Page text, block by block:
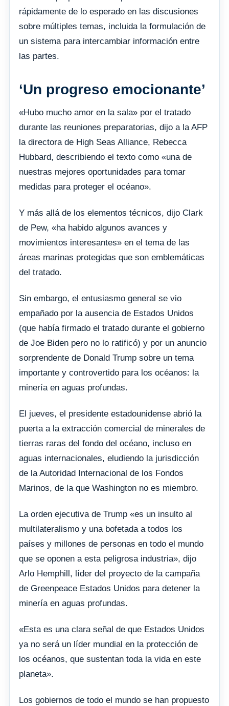
rápidamente de lo esperado en las discusiones
sobre múltiples temas, incluida la formulación de
un sistema para intercambiar información entre
las partes.
‘Un progreso emocionante’
«Hubo mucho amor en la sala» por el tratado
durante las reuniones preparatorias, dijo a la AFP
la directora de High Seas Alliance, Rebecca
Hubbard, describiendo el texto como «una de
nuestras mejores oportunidades para tomar
medidas para proteger el océano».
Y más allá de los elementos técnicos, dijo Clark
de Pew, «ha habido algunos avances y
movimientos interesantes» en el tema de las
áreas marinas protegidas que son emblemáticas
del tratado.
Sin embargo, el entusiasmo general se vio
empañado por la ausencia de Estados Unidos
(que había firmado el tratado durante el gobierno
de Joe Biden pero no lo ratificó) y por un anuncio
sorprendente de Donald Trump sobre un tema
importante y controvertido para los océanos: la
minería en aguas profundas.
El jueves, el presidente estadounidense abrió la
puerta a la extracción comercial de minerales de
tierras raras del fondo del océano, incluso en
aguas internacionales, eludiendo la jurisdicción
de la Autoridad Internacional de los Fondos
Marinos, de la que Washington no es miembro.
La orden ejecutiva de Trump «es un insulto al
multilateralismo y una bofetada a todos los
países y millones de personas en todo el mundo
que se oponen a esta peligrosa industria», dijo
Arlo Hemphill, líder del proyecto de la campaña
de Greenpeace Estados Unidos para detener la
minería en aguas profundas.
«Esta es una clara señal de que Estados Unidos
ya no será un líder mundial en la protección de
los océanos, que sustentan toda la vida en este
planeta».
Los gobiernos de todo el mundo se han propuesto